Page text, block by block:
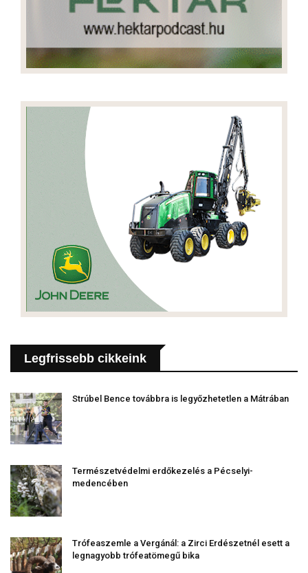
Legfrissebb cikkeink
Strúbel Bence továbbra is legyőzhetetlen a Mátrában
Természetvédelmi erdőkezelés a Pécselyi-
medencében
Trófeaszemle a Vergánál: a Zirci Erdészetnél esett a
legnagyobb trófeatömegű bika